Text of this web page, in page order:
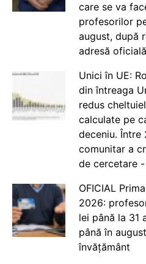
care se va
profesorilor
august, după
adresă oficială
Unici în UE:
din întreaga
redus
calculate pe
deceniu. Între
comunitar a
de cercetare
OFICIAL
2026:
lei până la 31
până în
învățământ